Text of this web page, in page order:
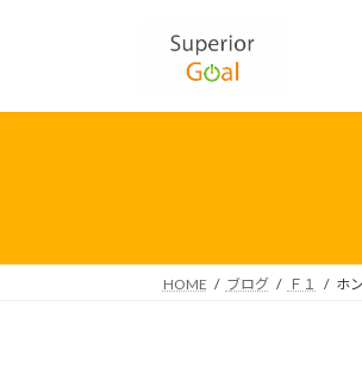
プ
動
HOME ブログ Ｆ１ ホ